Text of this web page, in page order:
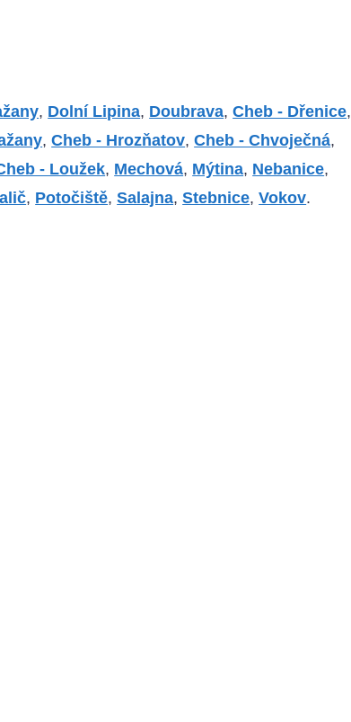
, Dolní Lipina, Doubrava,Cheb - Dřenice,
,Cheb - Hrozňatov,Cheb - Chvoječná,
- Loužek, Mechová, Mýtina, Nebanice,
, Potočiště,Salajna,Stebnice,Vokov.